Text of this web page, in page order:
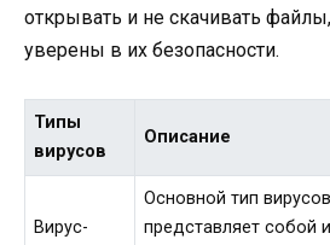
открывать и не скачивать
уверены в их безопасности.
Типы
вирусов
Описание
Вирус-
Основной тип
представляет собой